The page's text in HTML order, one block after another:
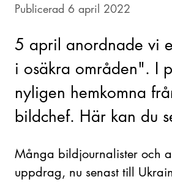
Publicerad 6 april 2022
5 april anordnade vi
i osäkra områden". I
nyligen hemkomna
bildchef. Här kan du
Många bildjournalister och
uppdrag, nu senast till